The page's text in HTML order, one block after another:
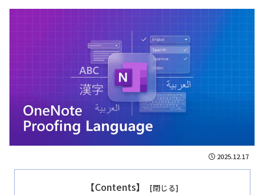
2025.12.17
【Contents】